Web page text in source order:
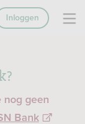
nog geen
Bank
Inloggen